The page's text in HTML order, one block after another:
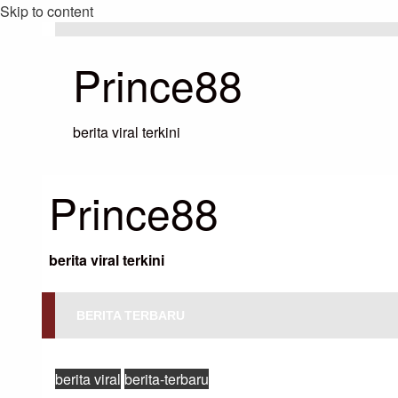
Skip to content
Prince88
berita viral terkini
Prince88
berita viral terkini
BERITA TERBARU
berita viral berita-terbaru